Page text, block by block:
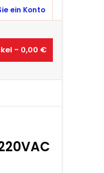
ein Konto
- 0,00 €